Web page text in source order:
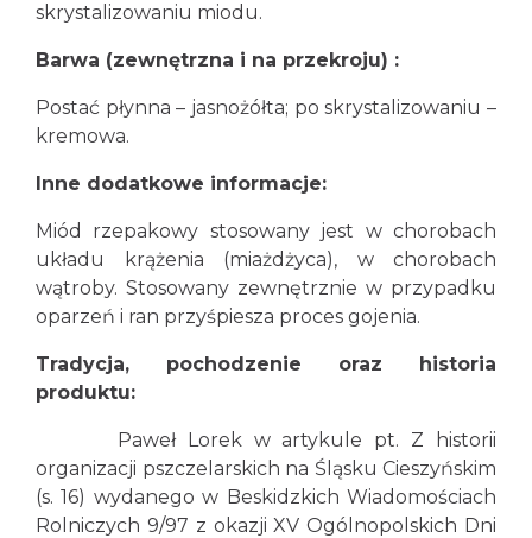
skrystalizowaniu miodu.
Barwa (zewnętrzna i na przekroju) :
Postać płynna – jasnożółta; po skrystalizowaniu –
kremowa.
Inne dodatkowe informacje:
Miód rzepakowy stosowany jest w chorobach
układu krążenia (miażdżyca), w chorobach
wątroby. Stosowany zewnętrznie w przypadku
oparzeń i ran przyśpiesza proces gojenia.
Tradycja, pochodzenie oraz historia
produktu:
Paweł Lorek w artykule pt. Z historii
organizacji pszczelarskich na Śląsku Cieszyńskim
(s. 16) wydanego w Beskidzkich Wiadomościach
Rolniczych 9/97 z okazji XV Ogólnopolskich Dni